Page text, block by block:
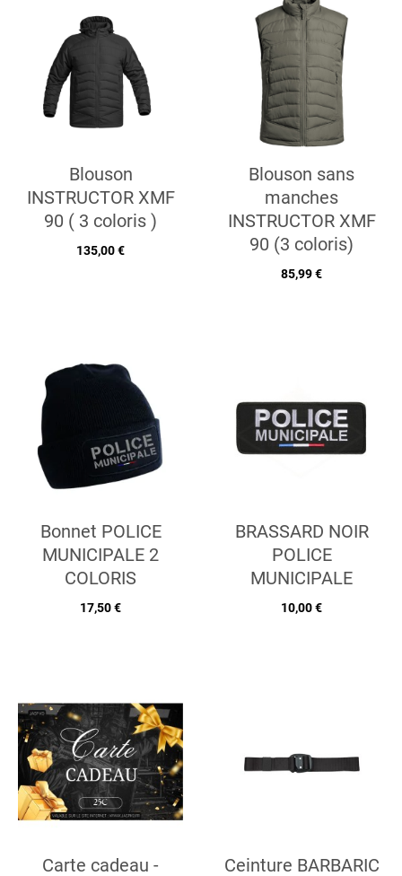
Blouson
INSTRUCTOR XMF
90 ( 3 coloris )
135,00 €
Blouson sans
manches
INSTRUCTOR XMF
90 (3 coloris)
85,99 €
Bonnet POLICE
MUNICIPALE 2
COLORIS
17,50 €
BRASSARD NOIR
POLICE
MUNICIPALE
10,00 €
Carte cadeau - Ceinture BARBARIC